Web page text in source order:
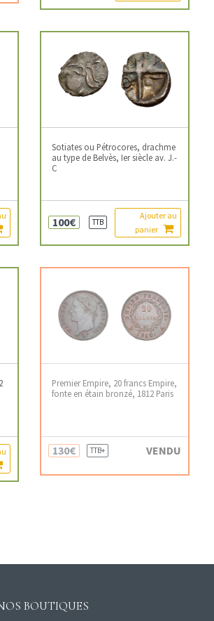
Sotiates ou Pétrocores, drachme
au type de Belvès, Ier siècle av. J.-
C
100€ TTB
Ajouter au
panier
Premier Empire, 20 francs Empire,
fonte en étain bronzé, 1812 Paris
130€ TTB+ VENDU
BOUTIQUES